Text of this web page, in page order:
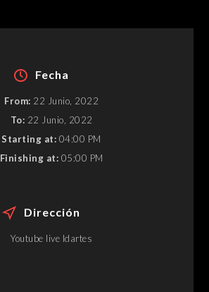
Fecha
From: 22 Junio, 2022
To: 22 Junio, 2022
Starting at: 04:00 PM
Finishing at: 05:00 PM
Dirección
Youtube live Idartes